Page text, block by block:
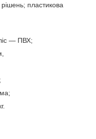
пластикова
— ПВХ;